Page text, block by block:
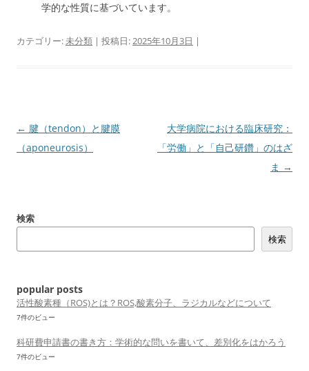
学的な性質に基づいています。
カテゴリー:未分類 | 投稿日:2025年10月3日 |
投
稿
ー
← 腱（tendon）と腱膜
（aponeurosis）
大学病院における臨床研究：
「労働」と「自己研鑽」のはざ
ま →
検索
検索
popular posts
活性酸素種（ROS)とは？ROS,酸素分子、ラジカルなどについて
7件のビュー
科研費申請書の書き方：学術的な問いを書いて、差別化をはかろう
7件のビュー